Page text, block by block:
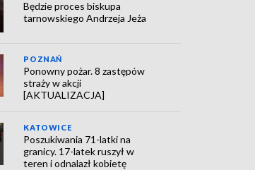
Będzie proces biskupa
tarnowskiego Andrzeja Jeża
POZNAŃ
Ponowny pożar. 8 zastępów
straży w akcji
[AKTUALIZACJA]
KATOWICE
Poszukiwania 71-latki na
granicy. 17-latek ruszył w
teren i odnalazł kobietę